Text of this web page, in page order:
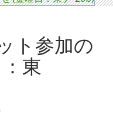
ト参加の
東